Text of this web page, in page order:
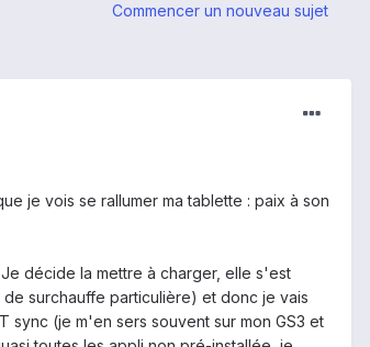
Commencer un nouveau sujet
je vois se rallumer ma tablette : paix à son
décide la mettre à charger, elle s'est
surchauffe particulière) et donc je vais
(je m'en sers souvent sur mon GS3 et